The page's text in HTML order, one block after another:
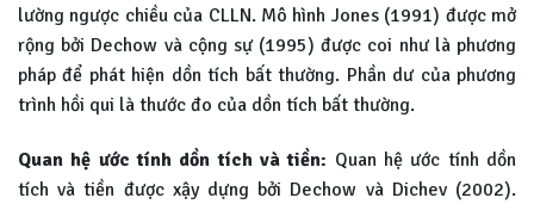
lường ngược chiều của CLLN. Mô hình Jones (1991) được mở
rộng bởi Dechow và cộng sự (1995) được coi như là phương
pháp để phát hiện dồn tích bất thường. Phần dư của phương
trình hồi qui là thước đo của dồn tích bất thường.
Quan hệ ước tính dồn tích và tiền: Quan hệ ước tính dồn
tích và tiền được xậy dựng bởi Dechow và Dichev (2002).